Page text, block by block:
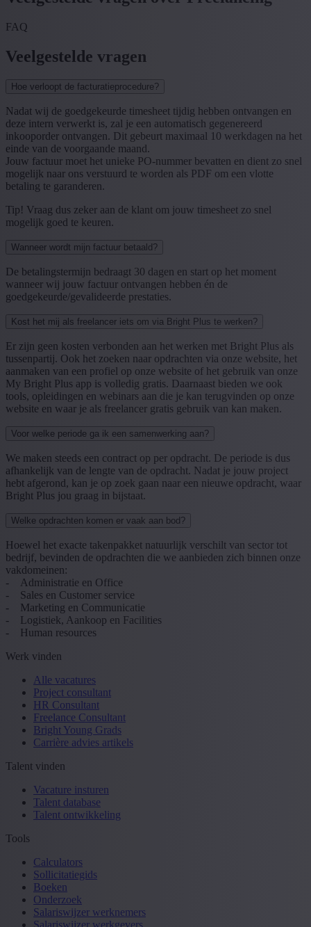
FAQ
Veelgestelde vragen
Hoe verloopt de facturatieprocedure?
Nadat wij de goedgekeurde timesheet tijdig hebben ontvangen en
deze intern verwerkt is, zal je een automatisch gegenereerd
inkooporder ontvangen. Dit gebeurt maximaal 10 werkdagen na het
einde van de voorgaande maand.
Jouw factuur moet het unieke PO-nummer bevatten en dient zo snel
mogelijk naar ons verstuurd te worden als PDF om een vlotte
betaling te garanderen.
Tip! Vraag dus zeker aan de klant om jouw timesheet zo snel
mogelijk goed te keuren.
Wanneer wordt mijn factuur betaald?
De betalingstermijn bedraagt 30 dagen en start op het moment
wanneer wij jouw factuur ontvangen hebben én de
goedgekeurde/gevalideerde prestaties.
Kost het mij als freelancer iets om via Bright Plus te werken?
Er zijn geen kosten verbonden aan het werken met Bright Plus als
tussenpartij. Ook het zoeken naar opdrachten via onze website, het
aanmaken van een profiel op onze website of het gebruik van onze
My Bright Plus app is volledig gratis. Daarnaast bieden we ook
tools, opleidingen en webinars aan die je kan terugvinden op onze
website en waar je als freelancer gratis gebruik van kan maken.
Voor welke periode ga ik een samenwerking aan?
We maken steeds een contract op per opdracht. De periode is dus
afhankelijk van de lengte van de opdracht. Nadat je jouw project
hebt afgerond, kan je op zoek gaan naar een nieuwe opdracht, waar
Bright Plus jou graag in bijstaat.
Welke opdrachten komen er vaak aan bod?
Hoewel het exacte takenpakket natuurlijk verschilt van sector tot
bedrijf, bevinden de opdrachten die we aanbieden zich binnen onze
vakdomeinen:
- Administratie en Office
- Sales en Customer service
- Marketing en Communicatie
- Logistiek, Aankoop en Facilities
- Human resources
Werk vinden
Alle vacatures
Project consultant
HR Consultant
Freelance Consultant
Bright Young Grads
Carrière advies artikels
Talent vinden
Vacature insturen
Talent database
Talent ontwikkeling
Tools
Calculators
Sollicitatiegids
Boeken
Onderzoek
Salariswijzer werknemers